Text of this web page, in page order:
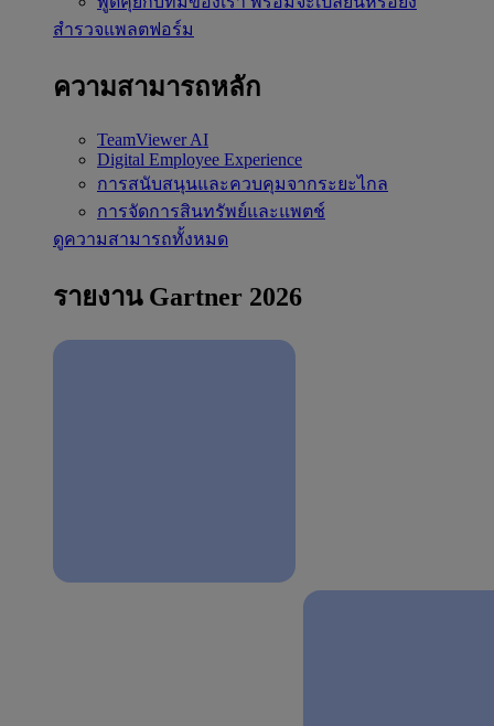
สำรวจแพลตฟอร์ม
ความสามารถหลัก
TeamViewer AI
Digital Employee Experience
การสนับสนุนและควบคุมจากระยะไกล
การจัดการสินทรัพย์และแพตช์
ดูความสามารถทั้งหมด
รายงาน Gartner 2026